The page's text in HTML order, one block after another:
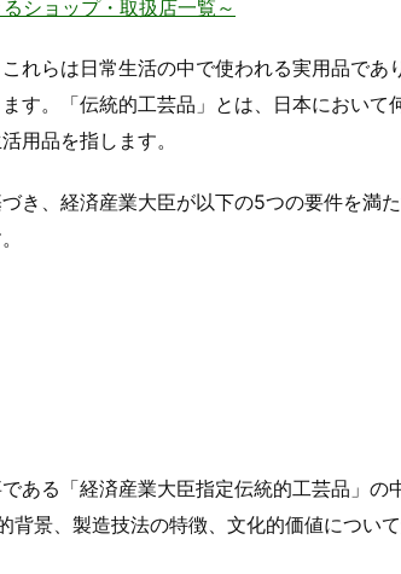
ショップ・取扱店一覧～
れらは日常生活の中で使われる実用品であ
す。「伝統的工芸品」とは、日本において
用品を指します。
き、経済産業大臣が以下の5つの要件を満
ある「経済産業大臣指定伝統的工芸品」の
景、製造技法の特徴、文化的価値につい